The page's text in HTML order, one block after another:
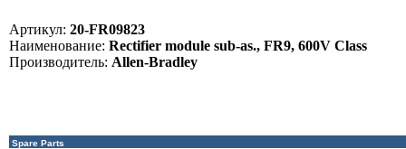
Артикул: 20-FR09823
Наименование: Rectifier module sub-as., FR9, 600V Class
Производитель: Allen-Bradley
Spare Parts